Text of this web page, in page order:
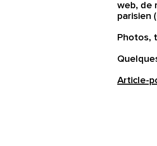
web, de
parisien
Photos,
Article-